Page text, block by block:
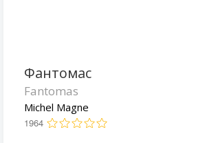
Фантомас
Fantomas
Michel Magne
1964